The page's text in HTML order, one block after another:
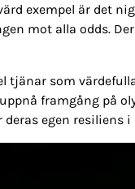
exempel är det
mot alla odds.
tjänar som
framgång på
egen resiliens